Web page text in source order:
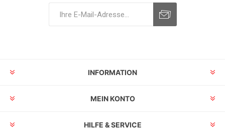
INFORMATION
MEIN KONTO
HILFE & SERVICE